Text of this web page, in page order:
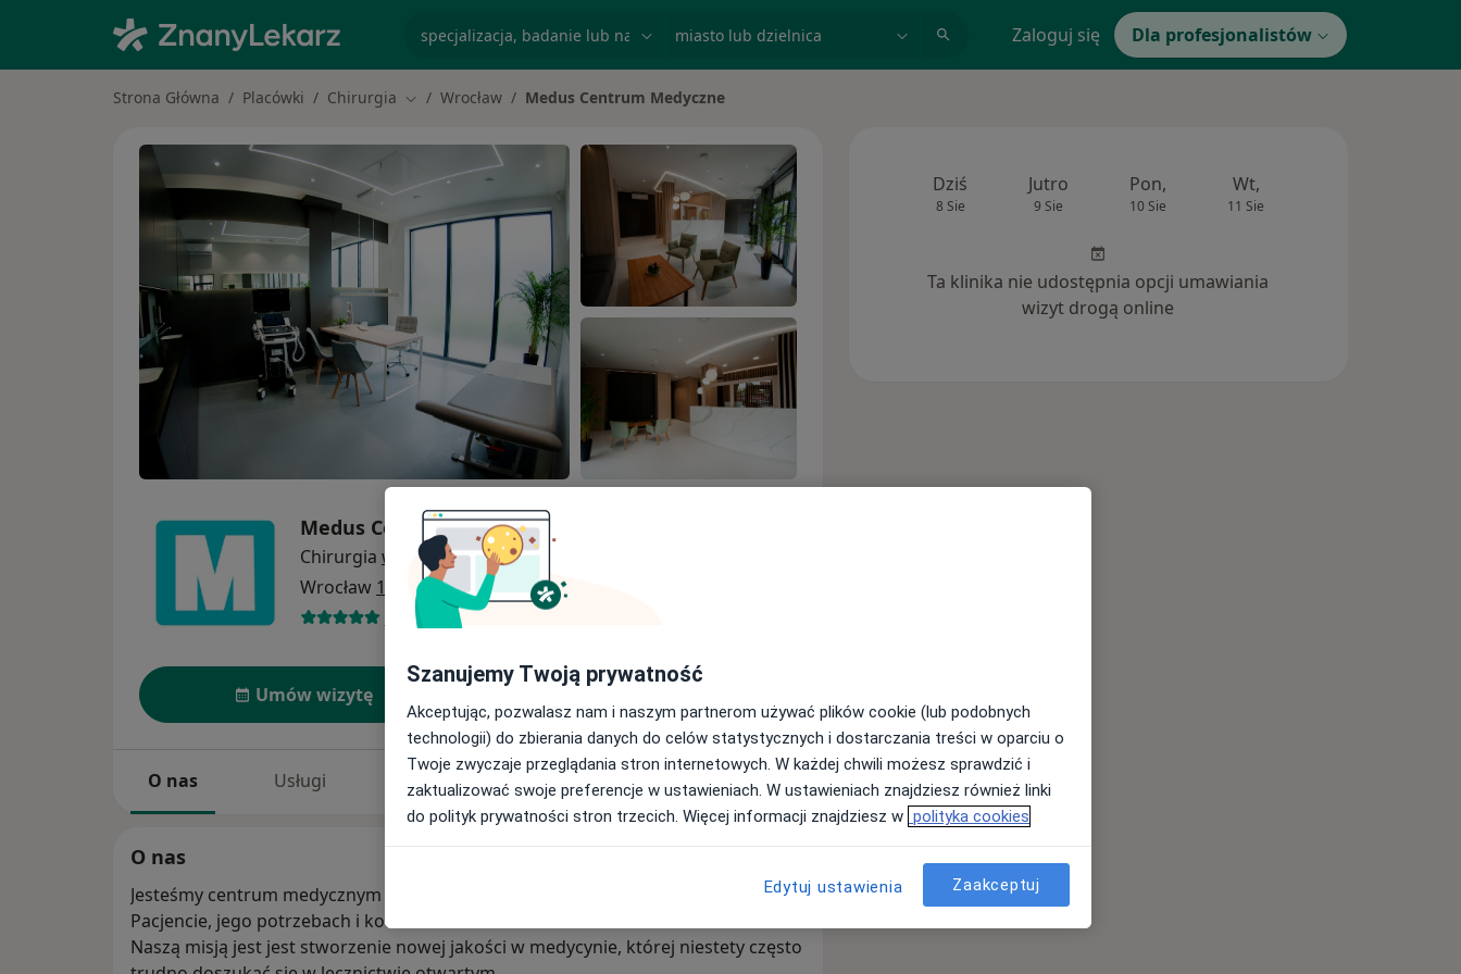
Zaloguj się Dla profesjonalistów
Strona Główna Placówki Chirurgia Zmień miasto
Wrocław Medus Centrum Medyczne
Medus Centrum Medyczne
Chirurgia więcej
Wrocław 1 adres
457 opinii
Umów wizytę
O nas Usługi Specjaliści Adresy Opinie
O nas
Jesteśmy centrum medycznym innym niż wszystkie. Powstaliśmy z myślą o
Pacjencie, jego potrzebach i komforcie.
Naszą misją jest jest stworzenie nowej jakości w medycynie, której niestety często
Dziś
8 Sie
Jutro
9 Sie
Pon,
10 Sie
Wt,
11 Sie
Ta klinika nie udostępnia opcji umawiania
wizyt drogą online
Szanujemy Twoją prywatność
Akceptując, pozwalasz nam i naszym partnerom używać plików cookie (lub podobnych
technologii) do zbierania danych do celów statystycznych i dostarczania treści w oparciu o
Twoje zwyczaje przeglądania stron internetowych. W każdej chwili możesz sprawdzić i
zaktualizować swoje preferencje w ustawieniach. W ustawieniach znajdziesz również linki
do polityk prywatności stron trzecich. Więcej informacji znajdziesz w polityka cookies
Edytuj ustawienia Zaakceptuj